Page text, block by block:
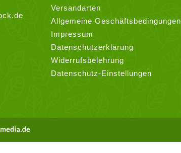
Versandarten
Allgemeine Geschäftsbedingungen
Impressum
Datenschutzerklärung
Widerrufsbelehrung
Datenschutz-Einstellungen